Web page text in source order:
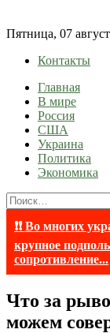
Skip
content
Пятница, 07
Контакты
lentaruss
lentaruss — Новости
Главная
В мире
Россия
США
Украина
Политика
Экономика
Найти:
❗❗ Во многих
крупное
сопротивление...
Что за
можем